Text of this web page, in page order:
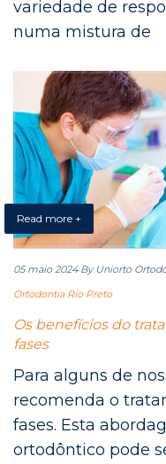
variedade de
numa mistura de
Read more +
05 maio 2024 By Uniorto
Ortodontia Rio Preto
Os benefícios do
fases
Para alguns de
recomenda o
fases. Esta
ortodôntico pode